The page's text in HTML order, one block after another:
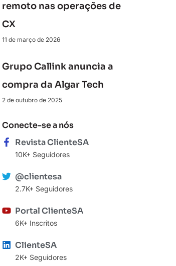
remoto nas operações de
CX
11 de março de 2026
Grupo Callink anuncia a
compra da Algar Tech
2 de outubro de 2025
Conecte-se a nós
Revista ClienteSA
10K+ Seguidores
@clientesa
2.7K+ Seguidores
Portal ClienteSA
6K+ Inscritos
ClienteSA
2K+ Seguidores